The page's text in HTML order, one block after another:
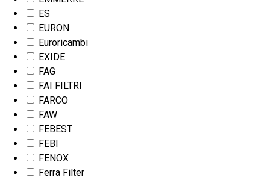
ES
EURON
Euroricambi
EXIDE
FAG
FAI FILTRI
FARCO
FAW
FEBEST
FEBI
FENOX
Ferra Filter